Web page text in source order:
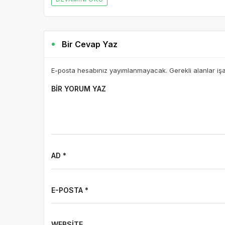
Bir Cevap Yaz
E-posta hesabınız yayımlanmayacak. Gerekli alanlar
BIR YORUM YAZ
AD *
E-POSTA *